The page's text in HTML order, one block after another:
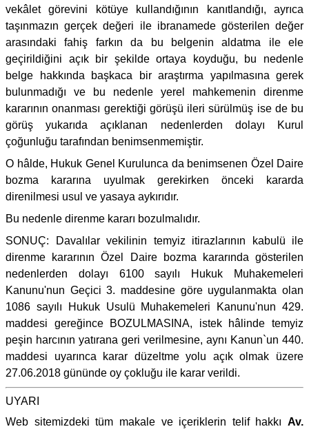
vekâlet görevini kötüye kullandığının kanıtlandığı, ayrıca
taşınmazın gerçek değeri ile ibranamede gösterilen değer
arasındaki fahiş farkın da bu belgenin aldatma ile ele
geçirildiğini açık bir şekilde ortaya koyduğu, bu nedenle
belge hakkında başkaca bir araştırma yapılmasına gerek
bulunmadığı ve bu nedenle yerel mahkemenin direnme
kararının onanması gerektiği görüşü ileri sürülmüş ise de bu
görüş yukarıda açıklanan nedenlerden dolayı Kurul
çoğunluğu tarafından benimsenmemiştir.
O hâlde, Hukuk Genel Kurulunca da benimsenen Özel Daire
bozma kararına uyulmak gerekirken önceki kararda
direnilmesi usul ve yasaya aykırıdır.
Bu nedenle direnme kararı bozulmalıdır.
SONUÇ: Davalılar vekilinin temyiz itirazlarının kabulü ile
direnme kararının Özel Daire bozma kararında gösterilen
nedenlerden dolayı 6100 sayılı Hukuk Muhakemeleri
Kanunu'nun Geçici 3. maddesine göre uygulanmakta olan
1086 sayılı Hukuk Usulü Muhakemeleri Kanunu'nun 429.
maddesi gereğince BOZULMASINA, istek hâlinde temyiz
peşin harcının yatırana geri verilmesine, aynı Kanun`un 440.
maddesi uyarınca karar düzeltme yolu açık olmak üzere
27.06.2018 gününde oy çokluğu ile karar verildi.
UYARI
Web sitemizdeki tüm makale ve içeriklerin telif hakkı Av.